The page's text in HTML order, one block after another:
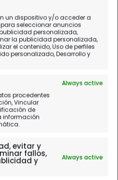
un dispositivo y/o acceder a
seleccionar anuncios
personalizada,
la publicidad personalizada,
el contenido, Uso de perfiles
personalizado, Desarrollo y
Always active
procedentes
Vincular
de
información
evitar y
fallos,
y Always active